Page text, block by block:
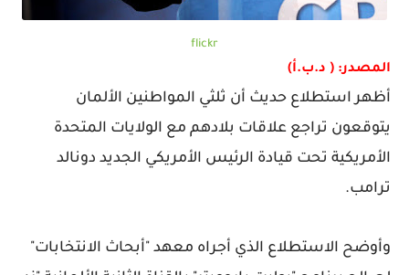
flickr
المصدر: ( د.ب.أ)
أظهر استطلاع حديث أن ثلثي المواطنين الألمان
يتوقعون تراجع علاقات بلادهم مع الولايات المتحدة
الأمريكية تحت قيادة الرئيس الأمريكي الجديد دونالد
ترامب.
وأوضح الاستطلاع الذي أجراه معهد "أبحاث الانتخابات"